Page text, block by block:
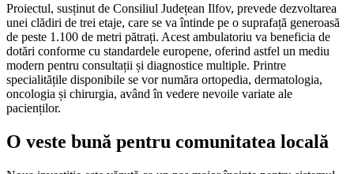
Proiectul, susținut de Consiliul Județean Ilfov, prevede dezvoltarea
unei clădiri de trei etaje, care se va întinde pe o suprafață generoasă
de peste 1.100 de metri pătrați. Acest ambulatoriu va beneficia de
dotări conforme cu standardele europene, oferind astfel un mediu
modern pentru consultații și diagnostice multiple. Printre
specialitățile disponibile se vor număra ortopedia, dermatologia,
oncologia și chirurgia, având în vedere nevoile variate ale
pacienților.
O veste bună pentru comunitatea locală